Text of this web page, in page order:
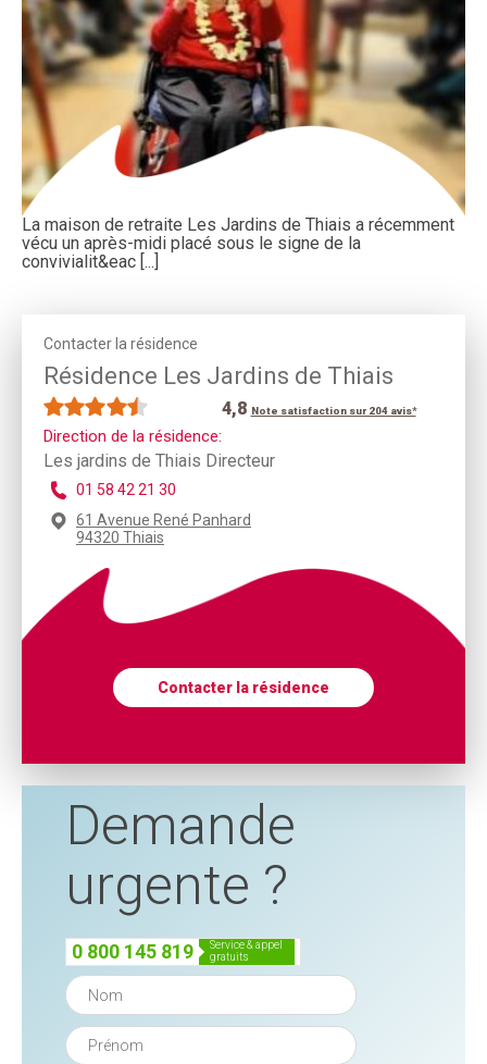
La maison de retraite Les Jardins de Thiais a récemment
vécu un après-midi placé sous le signe de la
convivialit&eac [...]
Contacter la résidence
Résidence Les Jardins de Thiais
4,8 Note satisfaction sur 204 avis*
Direction de la résidence:
Les jardins de Thiais Directeur
01 58 42 21 30
61 Avenue René Panhard
94320 Thiais
Contacter la résidence
Demande
urgente ?
0 800 145 819
service & appel
gratuits